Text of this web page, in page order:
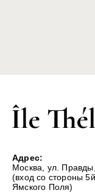
Адрес:
Москва, ул.
(вход со стороны
Ямского Поля)